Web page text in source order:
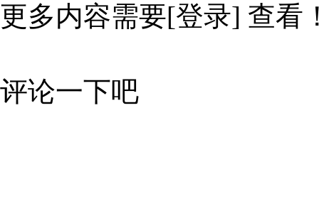
更多内容需要[登录] 查看
评论一下吧